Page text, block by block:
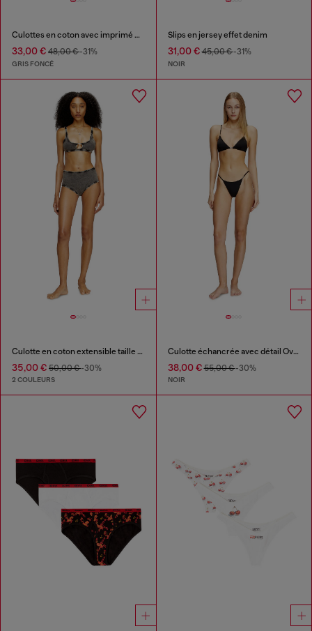
Culottes en coton avec imprimé effet denim
33,00 € 48,00 €-31%
GRIS FONCÉ
Slips en jersey effet denim
31,00 €45,00 €-31%
NOIR
Culotte en coton extensible taille haute
35,00 € 50,00 €-30%
2 COULEURS
Culotte échancrée avec détail Oval D
38,00 €55,00 €-30%
NOIR